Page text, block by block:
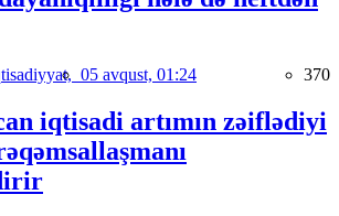
05 avqust, 01:24 370
iqtisadi artımın zəiflədiyi